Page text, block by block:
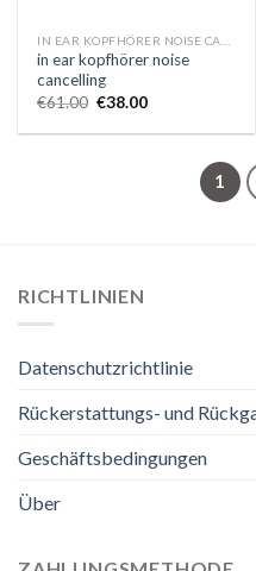
in ear kopfhörer noise
cancelling
€61.00 €38.00
1
RICHTLINIEN
Datenschutzrichtlinie
Rückerstattungs- und
Geschäftsbedingungen
Über